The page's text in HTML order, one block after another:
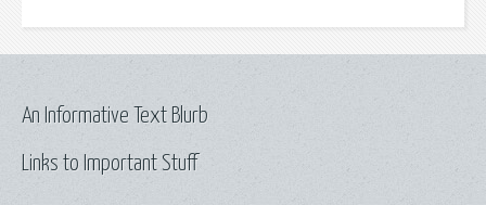
Links to Important Stuff
An Informative Text Blurb